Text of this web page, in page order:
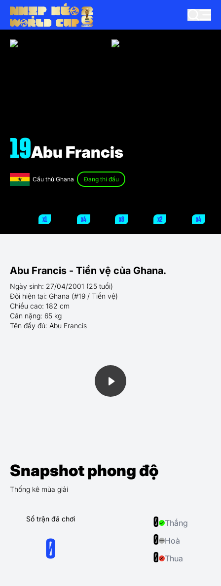
Cầu thủ Ghana Đang thi đấu
19Abu Francis
x1 x4 x8 x2 x4
Abu Francis - Tiền vệ của Ghana.
Ngày sinh: 27/04/2001 (25 tuổi)
Đội hiện tại: Ghana (#19 / Tiền vệ)
Chiều cao: 182 cm
Cân nặng: 65 kg
Tên đầy đủ: Abu Francis
Snapshot phong độ
Thống kê mùa giải
Số trận đã chơi
0
0 Thắng
0 Hoà
0 Thua